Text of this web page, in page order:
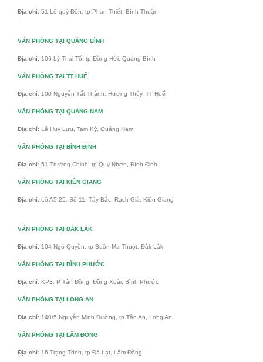
Địa chỉ: 51 Lê quý Đôn, tp Phan Thiết, Bình Thuận
VĂN PHÒNG TẠI QUẢNG BÌNH
Địa chỉ: 106 Lý Thái Tổ, tp Đồng Hới, Quảng Bình
VĂN PHÒNG TẠI TT HUẾ
Địa chỉ: 100 Nguyễn Tất Thành, Hương Thủy, TT Huế
VĂN PHÒNG TẠI QUẢNG NAM
Địa chỉ: Lê Huy Lưu, Tam Kỳ, Quảng Nam
VĂN PHÒNG TẠI BÌNH ĐỊNH
Địa chỉ: 51 Trường Chinh, tp Quy Nhơn, Bình Định
VĂN PHÒNG TẠI KIÊN GIANG
Địa chỉ: Lô A5-25, Số 11, Tây Bắc, Rạch Giá, Kiên Giang
VĂN PHÒNG TẠI ĐẮK LẮK
Địa chỉ: 104 Ngô Quyền, tp Buôn Ma Thuột, Đắk Lắk
VĂN PHÒNG TẠI BÌNH PHƯỚC
Địa chỉ: KP3, P Tân Đồng, Đồng Xoài, Bình Phước
VĂN PHÒNG TẠI LONG AN
Địa chỉ: 140/5 Nguyễn Minh Đường, tp Tân An, Long An
VĂN PHÒNG TẠI LÂM ĐỒNG
Địa chỉ: 16 Trạng Trình, tp Đà Lạt, Lâm Đồng